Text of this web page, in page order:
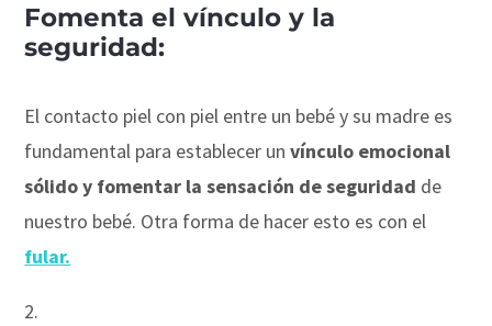
Fomenta el vínculo y la
seguridad:
El contacto piel con piel entre un bebé y su madre es
fundamental para establecer un vínculo emocional
sólido y fomentar la sensación de seguridad de
nuestro bebé. Otra forma de hacer esto es con el
fular.